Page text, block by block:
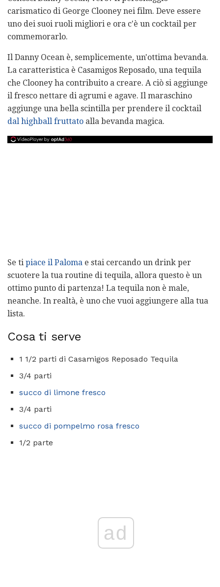
carismatico di George Clooney nei film. Deve essere
uno dei suoi ruoli migliori e ora c'è un cocktail per
commemorarlo.
Il Danny Ocean è, semplicemente, un'ottima bevanda.
La caratteristica è Casamigos Reposado, una tequila
che Clooney ha contribuito a creare. A ciò si aggiunge
il fresco nettare di agrumi e agave. Il maraschino
aggiunge una bella scintilla per prendere il cocktail
dal highball fruttato alla bevanda magica.
Se ti piace il Paloma e stai cercando un drink per
scuotere la tua routine di tequila, allora questo è un
ottimo punto di partenza! La tequila non è male,
neanche. In realtà, è uno che vuoi aggiungere alla tua
lista.
Cosa ti serve
1 1/2 parti di Casamigos Reposado Tequila
3/4 parti
succo di limone fresco
3/4 parti
succo di pompelmo rosa fresco
1/2 parte
ad